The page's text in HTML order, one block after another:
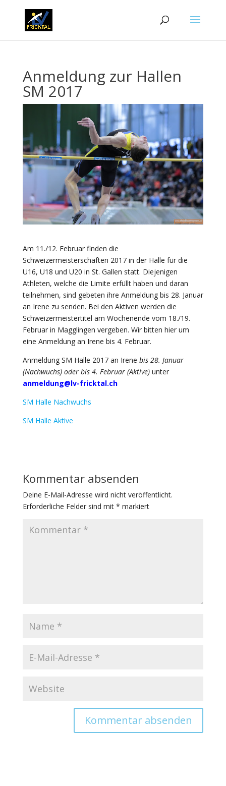
Anmeldung zur Hallen
SM 2017
Am 11./12. Februar finden die
Schweizermeisterschaften 2017 in der Halle für die
U16, U18 und U20 in St. Gallen statt. Diejenigen
Athleten, welche die Limite erfüllt haben und daran
teilnehmen, sind gebeten ihre Anmeldung bis 28. Januar
an Irene zu senden. Bei den Aktiven werden die
Schweizermeistertitel am Wochenende vom 18./19.
Februar in Magglingen vergeben. Wir bitten hier um
eine Anmeldung an Irene bis 4. Februar.
Anmeldung SM Halle 2017 an Irene bis 28. Januar
(Nachwuchs) oder bis 4. Februar (Aktive) unter
anmeldung@lv-fricktal.ch
SM Halle Nachwuchs
SM Halle Aktive
Kommentar absenden
Deine E-Mail-Adresse wird nicht veröffentlicht.
Erforderliche Felder sind mit * markiert